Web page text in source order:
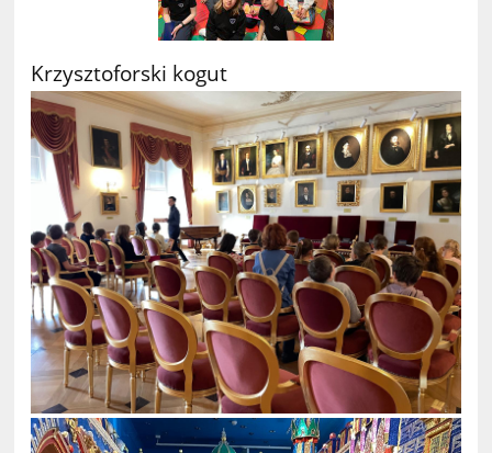
Krzysztoforski kogut